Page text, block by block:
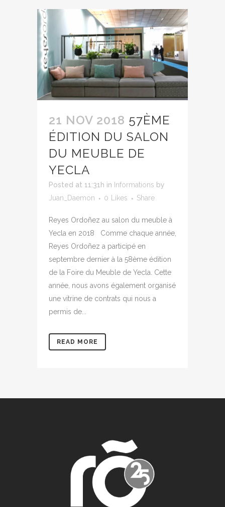
21 NOV 2018 57ÈME
ÉDITION DU SALON
DU MEUBLE DE
YECLA
Posted at 11:31h in Informations by
Juan_Daemon
0 Likes Share
Reyes Ordoñez au salon du meuble à
Yecla en 2018 Comme chaque année,
Reyes Ordoñez a participé en
septembre dernier à la 58ème édition
de la Foire du Meuble de Yecla. Cette
année, nous avons également organisé
une vitrine de contrats qui nous a
permis de...
READ MORE